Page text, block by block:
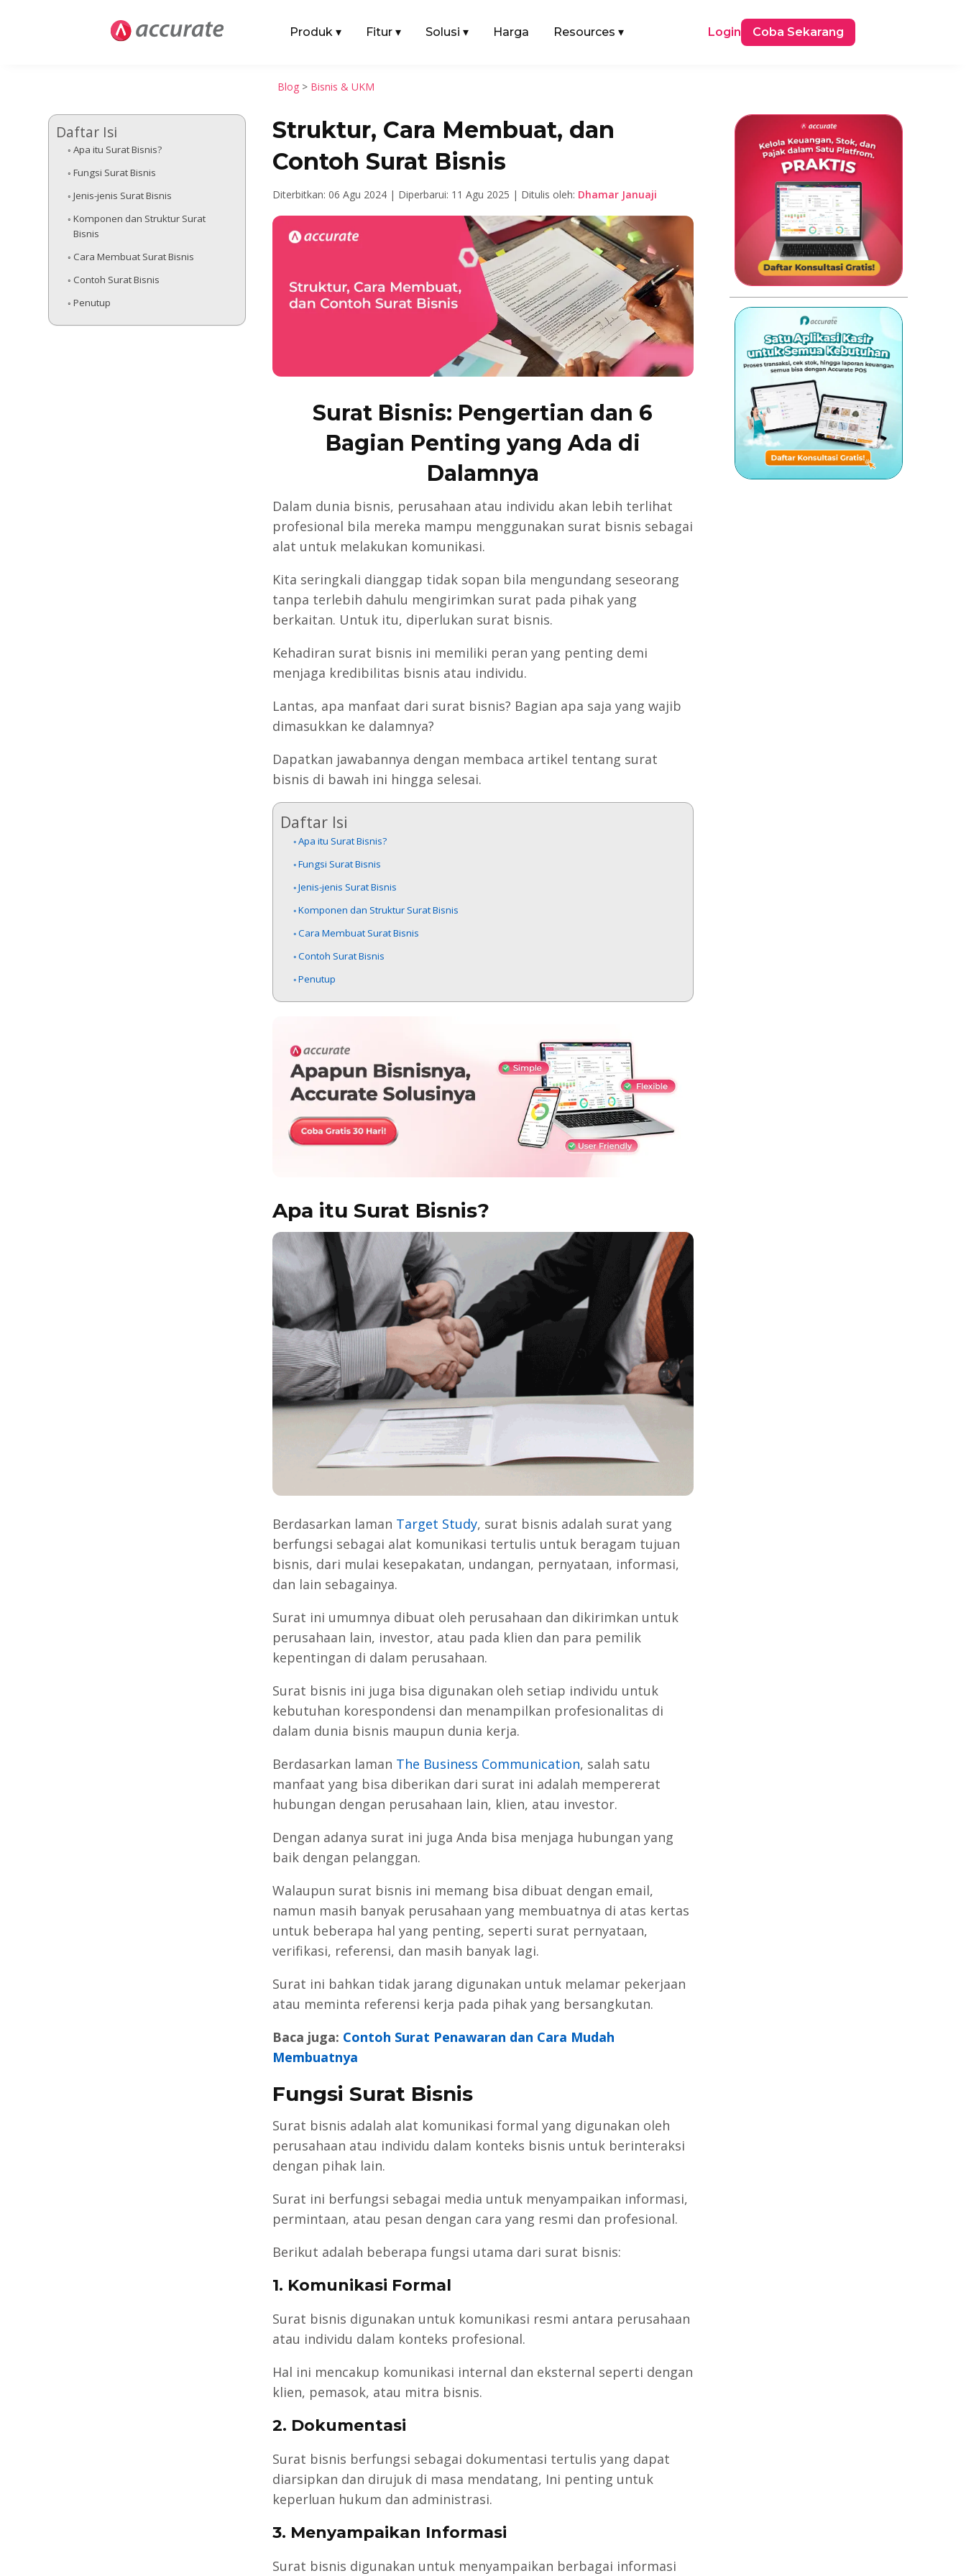
Produk ▾ Fitur ▾ Solusi ▾ Harga Resources ▾ Login Coba Sekarang
Blog > Bisnis & UKM
Daftar Isi
Apa itu Surat Bisnis?
Fungsi Surat Bisnis
Jenis-jenis Surat Bisnis
Komponen dan Struktur Surat
Bisnis
Cara Membuat Surat Bisnis
Contoh Surat Bisnis
Penutup
Struktur, Cara Membuat, dan
Contoh Surat Bisnis
Diterbitkan: 06 Agu 2024 | Diperbarui: 11 Agu 2025 | Ditulis oleh: Dhamar Januaji
Surat Bisnis: Pengertian dan 6
Bagian Penting yang Ada di
Dalamnya
Dalam dunia bisnis, perusahaan atau individu akan lebih terlihat
profesional bila mereka mampu menggunakan surat bisnis sebagai
alat untuk melakukan komunikasi.
Kita seringkali dianggap tidak sopan bila mengundang seseorang
tanpa terlebih dahulu mengirimkan surat pada pihak yang
berkaitan. Untuk itu, diperlukan surat bisnis.
Kehadiran surat bisnis ini memiliki peran yang penting demi
menjaga kredibilitas bisnis atau individu.
Lantas, apa manfaat dari surat bisnis? Bagian apa saja yang wajib
dimasukkan ke dalamnya?
Dapatkan jawabannya dengan membaca artikel tentang surat
bisnis di bawah ini hingga selesai.
Daftar Isi
Apa itu Surat Bisnis?
Fungsi Surat Bisnis
Jenis-jenis Surat Bisnis
Komponen dan Struktur Surat Bisnis
Cara Membuat Surat Bisnis
Contoh Surat Bisnis
Penutup
Apa itu Surat Bisnis?
Berdasarkan laman Target Study, surat bisnis adalah surat yang
berfungsi sebagai alat komunikasi tertulis untuk beragam tujuan
bisnis, dari mulai kesepakatan, undangan, pernyataan, informasi,
dan lain sebagainya.
Surat ini umumnya dibuat oleh perusahaan dan dikirimkan untuk
perusahaan lain, investor, atau pada klien dan para pemilik
kepentingan di dalam perusahaan.
Surat bisnis ini juga bisa digunakan oleh setiap individu untuk
kebutuhan korespondensi dan menampilkan profesionalitas di
dalam dunia bisnis maupun dunia kerja.
Berdasarkan laman The Business Communication, salah satu
manfaat yang bisa diberikan dari surat ini adalah mempererat
hubungan dengan perusahaan lain, klien, atau investor.
Dengan adanya surat ini juga Anda bisa menjaga hubungan yang
baik dengan pelanggan.
Walaupun surat bisnis ini memang bisa dibuat dengan email,
namun masih banyak perusahaan yang membuatnya di atas kertas
untuk beberapa hal yang penting, seperti surat pernyataan,
verifikasi, referensi, dan masih banyak lagi.
Surat ini bahkan tidak jarang digunakan untuk melamar pekerjaan
atau meminta referensi kerja pada pihak yang bersangkutan.
Baca juga: Contoh Surat Penawaran dan Cara Mudah
Membuatnya
Fungsi Surat Bisnis
Surat bisnis adalah alat komunikasi formal yang digunakan oleh
perusahaan atau individu dalam konteks bisnis untuk berinteraksi
dengan pihak lain.
Surat ini berfungsi sebagai media untuk menyampaikan informasi,
permintaan, atau pesan dengan cara yang resmi dan profesional.
Berikut adalah beberapa fungsi utama dari surat bisnis:
1. Komunikasi Formal
Surat bisnis digunakan untuk komunikasi resmi antara perusahaan
atau individu dalam konteks profesional.
Hal ini mencakup komunikasi internal dan eksternal seperti dengan
klien, pemasok, atau mitra bisnis.
2. Dokumentasi
Surat bisnis berfungsi sebagai dokumentasi tertulis yang dapat
diarsipkan dan dirujuk di masa mendatang, Ini penting untuk
keperluan hukum dan administrasi.
3. Menyampaikan Informasi
Surat bisnis digunakan untuk menyampaikan berbagai informasi